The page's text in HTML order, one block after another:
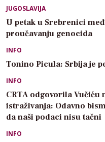
JUGOSLAVIJA
U petak u Srebrenici
proučavanju genocida
INFO
Tonino Picula: Srbija je
INFO
CRTA odgovorila Vučiću
istraživanja: Odavno
da naši podaci nisu tačni
INFO